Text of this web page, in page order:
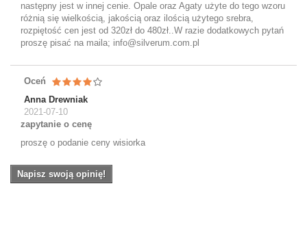
następny jest w innej cenie. Opale oraz Agaty użyte do tego wzoru
różnią się wielkością, jakością oraz ilością użytego srebra,
rozpiętość cen jest od 320zł do 480zł..W razie dodatkowych pytań
proszę pisać na maila; info@silverum.com.pl
Oceń
Anna Drewniak
2021-07-10
zapytanie o cenę
proszę o podanie ceny wisiorka
Napisz swoją opinię!